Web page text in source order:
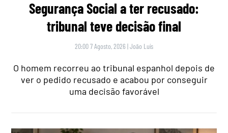
Segurança Social a ter recusado:
tribunal teve decisão final
20:00 7 Agosto, 2026 |João Luís
O homem recorreu ao tribunal espanhol depois de
ver o pedido recusado e acabou por conseguir
uma decisão favorável